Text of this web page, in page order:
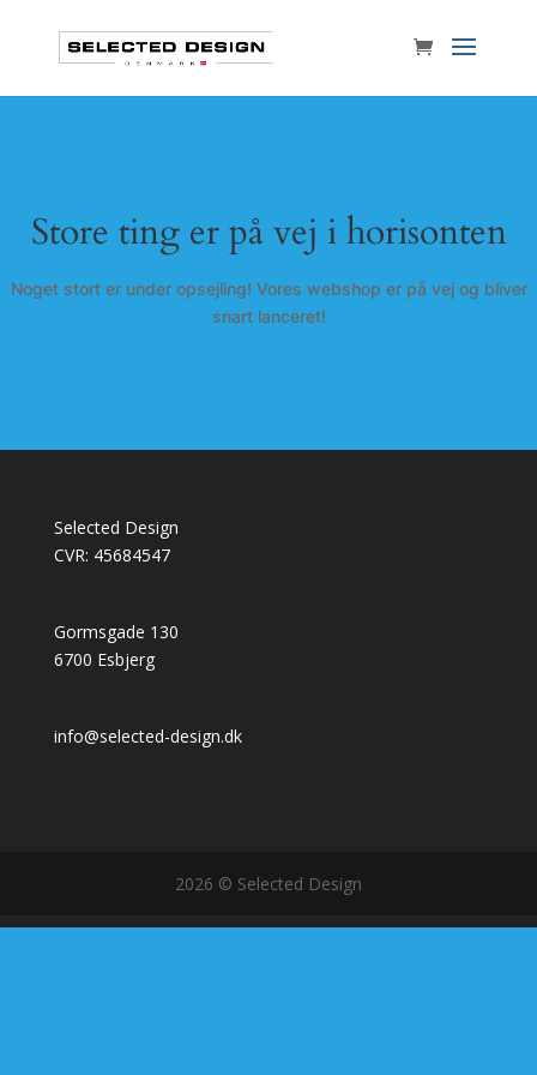
Store ting er på vej i horisonten
Noget stort er under opsejling! Vores webshop er på vej og bliver
snart lanceret!
Selected Design
CVR: 45684547
Gormsgade 130
6700 Esbjerg
info@selected-design.dk
2026 © Selected Design